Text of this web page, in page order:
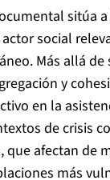
sitúa
social
Más allá de
y
en la
de crisis
que afectan de
más